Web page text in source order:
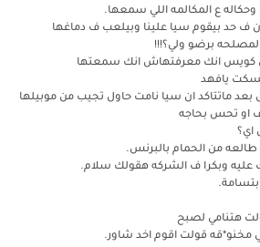
ع المكالمه اللي سمعها.
ف حد بيقوم سيا علينا وبيلعب ف دماغها
برضو ولي؟!!!
كويس انك معرفتهاش انك سمعتها
يافهد
ماتتاكد ان سيا نامت حاول تجيب من موبيلها
او تحس بحاجه
اي؟
من الحمام بالبرنس.
عليه وبكرا ف الشركه هقولك سلام.
هتنامي لصبح
قولت اقوم اخد شاور.